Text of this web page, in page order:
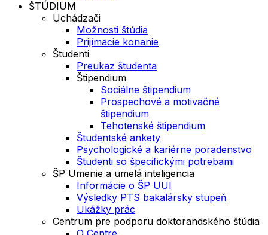
ŠTÚDIUM
Uchádzači
Možnosti štúdia
Prijímacie konanie
Študenti
Preukaz študenta
Štipendium
Sociálne štipendium
Prospechové a motivačné
štipendium
Tehotenské štipendium
Študentské ankety
Psychologické a kariérne poradenstvo
Študenti so špecifickými potrebami
ŠP Umenie a umelá inteligencia
Informácie o ŠP UUI
Výsledky PTS bakalársky stupeň
Ukážky prác
Centrum pre podporu doktorandského štúdia